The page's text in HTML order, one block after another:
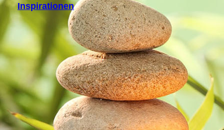
Inspirationen